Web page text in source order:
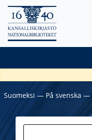
Suomeksi ― På svenska ―